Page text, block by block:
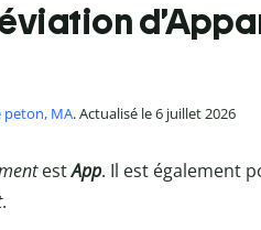
peton, MA. Actualisé le 6 juillet 2026
estApp. Il est également
.